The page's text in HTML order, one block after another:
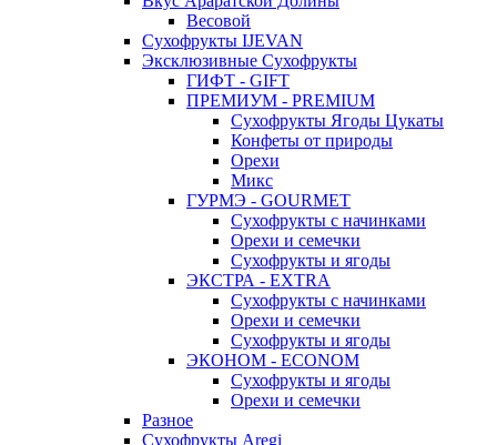
Весовой
Сухофрукты IJEVAN
Эксклюзивные Сухофрукты
ГИФТ - GIFT
ПРЕМИУМ - PREMIUM
Сухофрукты Ягоды Цукаты
Конфеты от природы
Орехи
Микс
ГУРМЭ - GOURMET
Сухофрукты с начинками
Орехи и семечки
Сухофрукты и ягоды
ЭКСТРА - EXTRA
Сухофрукты с начинками
Орехи и семечки
Сухофрукты и ягоды
ЭКОНОМ - ECONOM
Сухофрукты и ягоды
Орехи и семечки
Разное
Сухофрукты Aregi